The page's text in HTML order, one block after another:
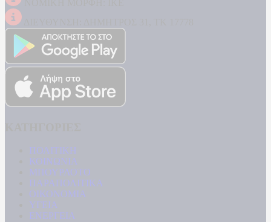
ΠΟΛΙΤΙΚΗ
ΚΟΙΝΩΝΙΑ
ΜΠΟΥΡΛΟΤΟ
ΠΑΡΑΠΟΛΙΤΙΚΑ
ΟΙΚΟΝΟΜΙΑ
ΥΓΕΙΑ
ΕΝΕΡΓΕΙΑ